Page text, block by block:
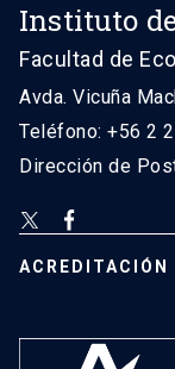
Instituto
Facultad de
Avda. Vicuña
Teléfono: +56 2
Dirección de
ACREDITACIÓN